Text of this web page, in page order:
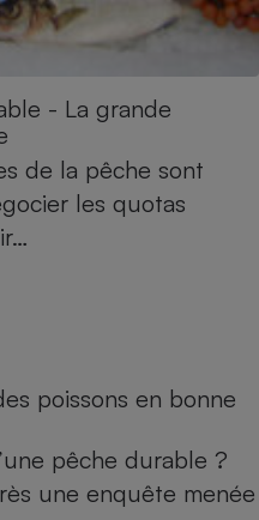
- La grande
de la pêche sont
les quotas
poissons en bonne
pêche durable ?
une enquête menée